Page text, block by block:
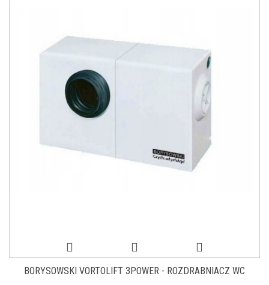
BORYSOWSKI VORTOLIFT 3POWER - ROZDRABNIACZ WC